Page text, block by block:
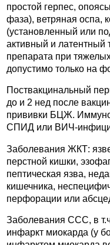
простой герпес,
фаза), ветряная оспа,
(установленный или
активный и латентный
препарата при
допустимо только на
Поствакцинальный
до и 2 нед после
прививки БЦЖ.
СПИД или ВИЧ-
Заболевания ЖКТ:
перстной кишки,
пептическая язва,
кишечника,
перфорации или
Заболевания ССС, в
инфаркт миокарда (у